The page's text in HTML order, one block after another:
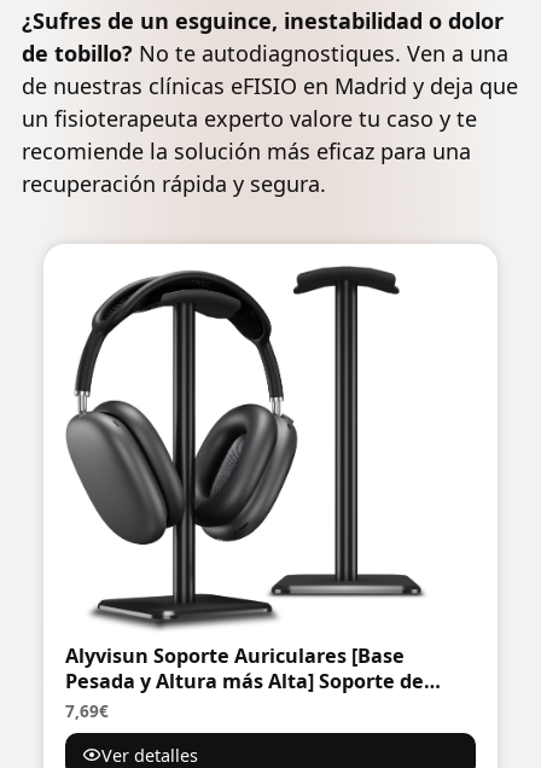
¿Sufres de un esguince, inestabilidad o dolor
de tobillo? No te autodiagnostiques. Ven a una
de nuestras clínicas eFISIO en Madrid y deja que
un fisioterapeuta experto valore tu caso y te
recomiende la solución más eficaz para una
recuperación rápida y segura.
Alyvisun Soporte Auriculares [Base
Pesada y Altura más Alta] Soporte de
Cascos Ganchos para Todos los
Auriculares de Juego/Escritorio
7,69€
Ver detalles